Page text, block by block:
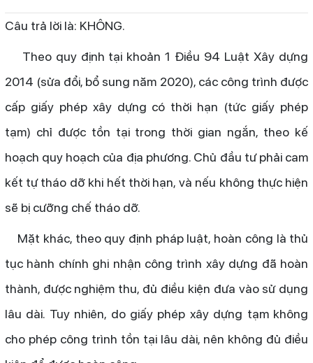
Câu trả lời là: KHÔNG.
Theo quy định tại khoản 1 Điều 94 Luật Xây dựng
2014 (sửa đổi, bổ sung năm 2020), các công trình được
cấp giấy phép xây dựng có thời hạn (tức giấy phép
tạm) chỉ được tồn tại trong thời gian ngắn, theo kế
hoạch quy hoạch của địa phương. Chủ đầu tư phải cam
kết tự tháo dỡ khi hết thời hạn, và nếu không thực hiện
sẽ bị cưỡng chế tháo dỡ.
Mặt khác, theo quy định pháp luật, hoàn công là thủ
tục hành chính ghi nhận công trình xây dựng đã hoàn
thành, được nghiệm thu, đủ điều kiện đưa vào sử dụng
lâu dài. Tuy nhiên, do giấy phép xây dựng tạm không
cho phép công trình tồn tại lâu dài, nên không đủ điều